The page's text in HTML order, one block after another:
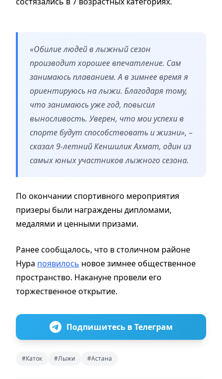
«Обилие людей в лыжный сезон
производит хорошее впечатление. Сам
занимаюсь плаванием. А в зимнее время я
ориентируюсь на лыжи. Благодаря тому,
что занимаюсь уже год, повысил
выносливость. Уверен, что мои успехи в
спорте будут способствовать и жизни», –
сказал 9-летний Кеншилик Ахмат, один из
самых юных участников лыжного сезона.
По окончании спортивного мероприятия
призеры были награждены дипломами,
медалями и ценными призами.
Ранее сообщалось, что в столичном районе
Нура появилось новое зимнее общественное
пространство. Накануне провели его
торжественное открытие.
Подпишитесь в Телеграм
#Каток #Лыжи #Астана